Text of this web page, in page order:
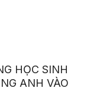
HỌC SINH
ANH VÀO